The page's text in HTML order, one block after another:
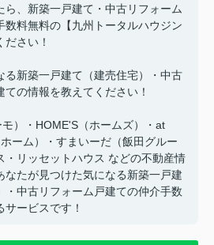
ら、新築一戸建て・中古リフォーム
数料無料の【九州トータルハウジン
ださい！
る新築一戸建て（建売住宅）・中古
ての情報を教えてください！
）・HOME'S（ホームズ）・at
ーム）・すまいーだ（飯田グルー
・リッセットハウス などの不動産情
なたが見つけた気になる新築一戸建
・中古リフォーム戸建ての仲介手数
ービスです！